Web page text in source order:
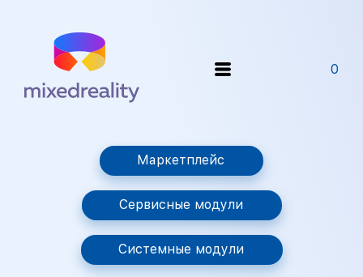
0
Маркетплейс
Сервисные модули
Системные модули